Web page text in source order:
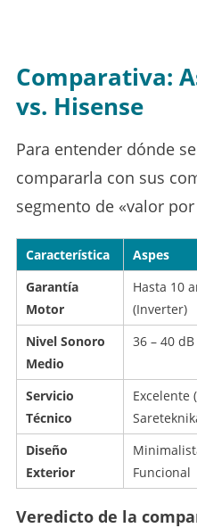
Comparativa:
vs. Hisense
Para entender dónde
compararla con sus
segmento de «valor
Característica Aspes
Garantía
Motor
Hasta 10
(Inverter)
Nivel Sonoro
Medio
36 – 40 dB
Servicio
Técnico
Excelente
Diseño
Exterior
Funcional
Veredicto de la